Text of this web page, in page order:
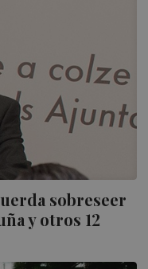
sobreseer
y otros 12